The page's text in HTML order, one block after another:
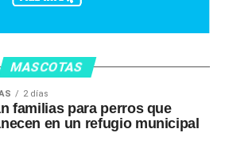
MASCOTAS
2 días
familias para perros que
en un refugio municipal